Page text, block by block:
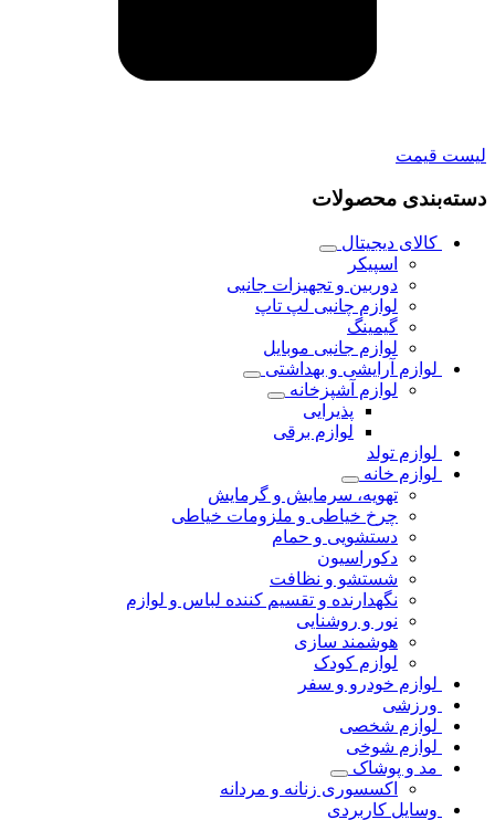
لیست قیمت
دسته‌بندی محصولات
کالای دیجیتال
اسپیکر
دوربین و تجهیزات جانبی
لوازم چانبی لپ تاپ
گیمینگ
لوازم جانبی موبایل
لوازم آرایشی و بهداشتی
لوازم آشپزخانه
پذیرایی
لوازم برقی
لوازم تولد
لوازم خانه
تهویه، سرمایش و گرمایش
چرخ خیاطی و ملزومات خیاطی
دستشویی و حمام
دکوراسیون
شستشو و نظافت
نگهدارنده و تقسیم کننده لباس و لوازم
نور و روشنایی
هوشمند سازی
لوازم کودک
لوازم خودرو و سفر
ورزشی
لوازم شخصی
لوازم شوخی
مد و پوشاک
اکسسوری زنانه و مردانه
وسایل کاربردی